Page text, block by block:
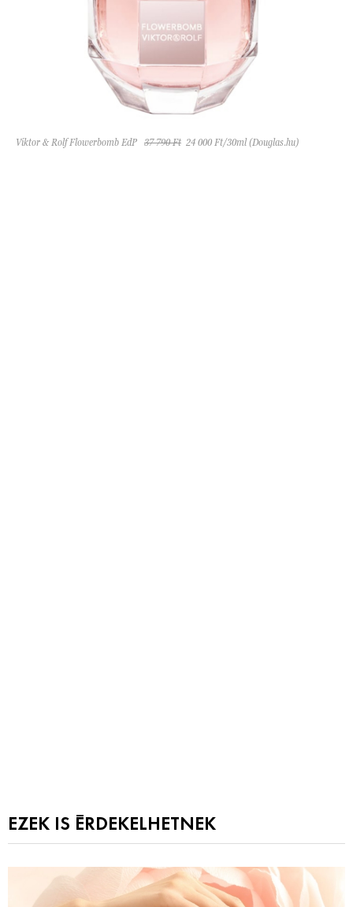
Viktor & Rolf Flowerbomb EdP 37 790 Ft 24 000 Ft/30ml (Douglas.hu)
EZEK IS ÉRDEKELHETNEK